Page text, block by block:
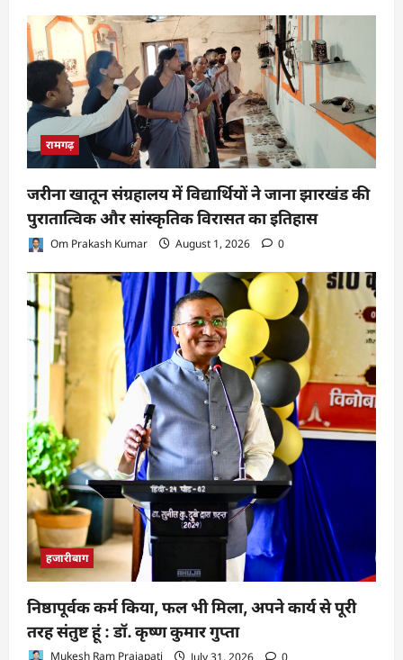
रामगढ़
जरीना खातून संग्रहालय में विद्यार्थियों ने जाना झारखंड की
पुरातात्विक और सांस्कृतिक विरासत का इतिहास
Om Prakash Kumar August 1, 2026 0
हजारीबाग
निष्ठापूर्वक कर्म किया, फल भी मिला, अपने कार्य से पूरी
तरह संतुष्ट हूं : डॉ. कृष्ण कुमार गुप्ता
Mukesh Ram Prajapati July 31, 2026 0